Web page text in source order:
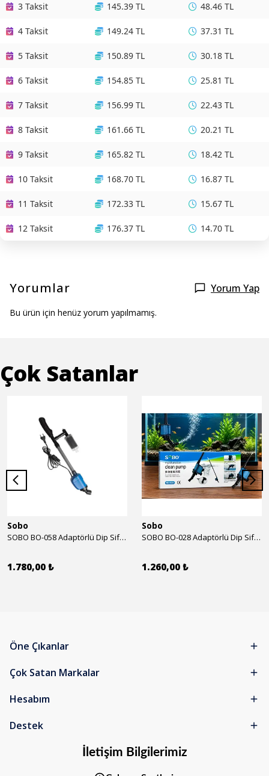
3 Taksit 145.39 TL 48.46 TL
4 Taksit 149.24 TL 37.31 TL
5 Taksit 150.89 TL 30.18 TL
6 Taksit 154.85 TL 25.81 TL
7 Taksit 156.99 TL 22.43 TL
8 Taksit 161.66 TL 20.21 TL
9 Taksit 165.82 TL 18.42 TL
10 Taksit 168.70 TL 16.87 TL
11 Taksit 172.33 TL 15.67 TL
12 Taksit 176.37 TL 14.70 TL
Yorumlar Yorum Yap
Bu ürün için henüz yorum yapılmamış.
Çok Satanlar
Sobo
SOBO BO-058 Adaptörlü Dip Sifonu 2000 Lth 32 W
1.780,00 ₺
Sobo
SOBO BO-028 Adaptörlü Dip Sifonu 1700 Lth 28 W
1.260,00 ₺
Öne Çıkanlar
Çok Satan Markalar
Hesabım
Destek
İletişim Bilgilerimiz